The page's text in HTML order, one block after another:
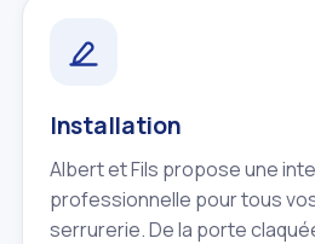
Installation
Albert et Fils propose une
professionnelle pour tous
serrurerie. De la porte